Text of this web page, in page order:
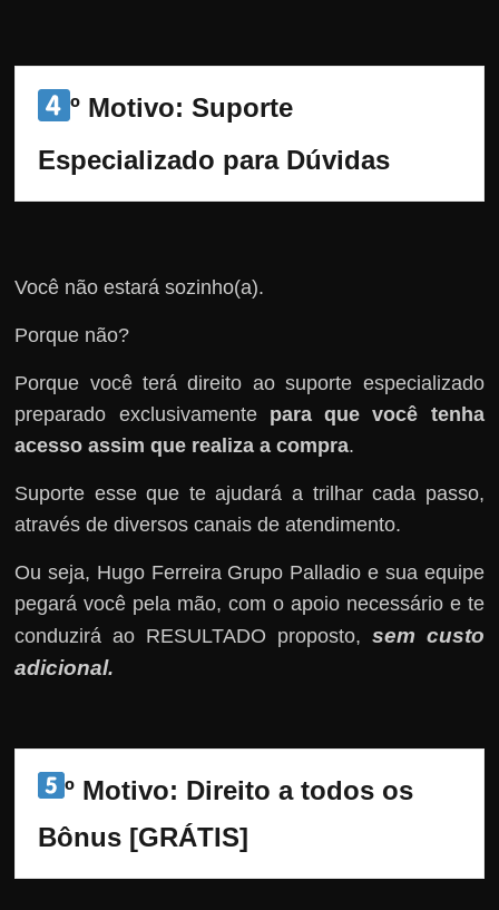
º Motivo: Suporte
Especializado para Dúvidas
Você não estará sozinho(a).
Porque não?
Porque você terá direito ao suporte especializado
preparado exclusivamente para que você tenha
acesso assim que realiza a compra.
Suporte esse que te ajudará a trilhar cada passo,
através de diversos canais de atendimento.
Ou seja, Hugo Ferreira Grupo Palladio e sua equipe
pegará você pela mão, com o apoio necessário e te
conduzirá ao RESULTADO proposto, sem custo
adicional.
º Motivo: Direito a todos os
Bônus [GRÁTIS]